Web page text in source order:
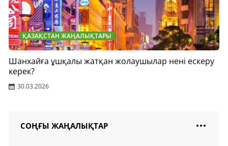
ҚАЗАҚСТАН ЖАҢАЛЫҚТАРЫ
Шанхайға ұшқалы жатқан жолаушылар нені ескеру
керек?
30.03.2026
СОҢҒЫ ЖАҢАЛЫҚТАР